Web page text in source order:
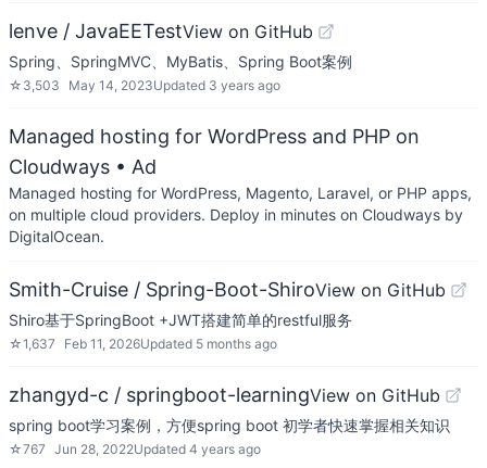
lenve / JavaEETestView on GitHub
Spring、SpringMVC、MyBatis、Spring Boot案例
☆ 3,503 May 14, 2023Updated 3 years ago
Managed hosting for WordPress and PHP on
Cloudways • Ad
Managed hosting for WordPress, Magento, Laravel, or PHP apps,
on multiple cloud providers. Deploy in minutes on Cloudways by
DigitalOcean.
Smith-Cruise / Spring-Boot-ShiroView on GitHub
Shiro基于SpringBoot +JWT搭建简单的restful服务
☆1,637 Feb 11, 2026Updated 5 months ago
zhangyd-c / springboot-learningView on GitHub
spring boot学习案例，方便spring boot 初学者快速掌握相关知识
☆767 Jun 28, 2022Updated 4 years ago